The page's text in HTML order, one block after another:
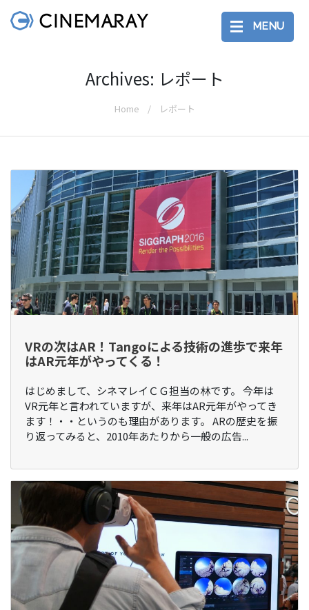
MENU
Archives: レポート
Home レポート
VRの次はAR！Tangoによる技術の進歩で来年
はAR元年がやってくる！
はじめまして、シネマレイＣＧ担当の林です。 今年は
VR元年と言われていますが、来年はAR元年がやってき
ます！・・というのも理由があります。 ARの歴史を振
り返ってみると、2010年あたりから一般の広告...